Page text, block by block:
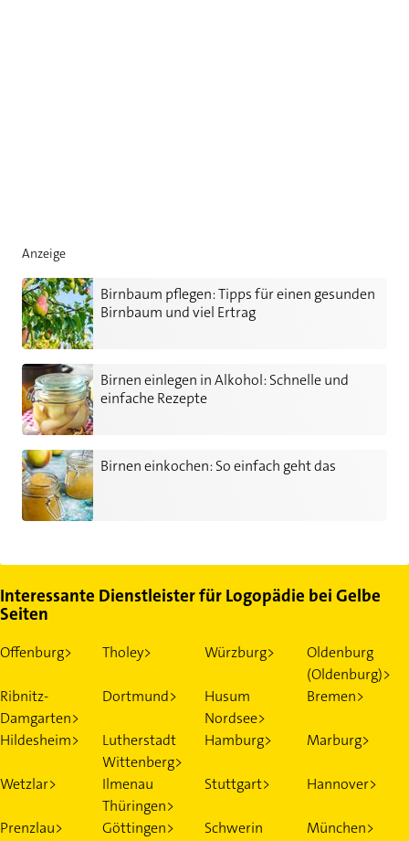
Anzeige
Birnbaum pflegen: Tipps für einen gesunden
Birnbaum und viel Ertrag
Birnbaum pflegen: Tipps für einen gesunden Birnbaum und
Birnen einlegen in Alkohol: Schnelle und
einfache Rezepte
Birnen einlegen in Alkohol: Schnelle und einfache Rezepte
Birnen einkochen: So einfach geht das
Birnen einkochen: So einfach geht das
Interessante Dienstleister für Logopädie bei Gelbe
Seiten
Offenburg> Tholey> Würzburg>
Oldenburg
(Oldenburg)>
Ribnitz-
Damgarten>
Dortmund>
Husum
Nordsee>
Bremen>
Hildesheim>
Lutherstadt
Wittenberg>
Hamburg> Marburg>
Wetzlar>
Ilmenau
Thüringen>
Stuttgart> Hannover>
Prenzlau> Göttingen>
Schwerin
München>